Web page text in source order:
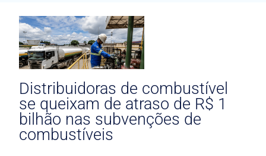
Distribuidoras de combustível
se queixam de atraso de R$ 1
bilhão nas subvenções de
combustíveis